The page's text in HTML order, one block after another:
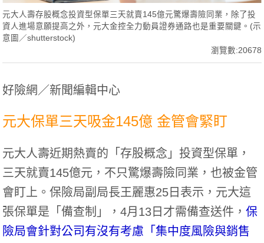
元大人壽存股概念投資型保單三天就賣145億元驚爆壽險同業，除了投
資人進場意願提高之外，元大金控全力動員證券通路也是重要關鍵。(示
意圖／shutterstock)
瀏覽數:20678
好險網／新聞編輯中心
元大保單三天吸金145億 金管會緊盯
元大人壽近期熱賣的「存股概念」投資型保單，
三天就賣145億元，不只驚爆壽險同業，也被金管
會盯上。保險局副局長王麗惠25日表示，元大這
張保單是「備查制」，4月13日才需備查送件，保
險局會針對公司有沒有考慮「集中度風險與銷售